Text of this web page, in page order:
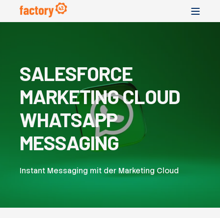
SALESFORCE
MARKETING CLOUD
WHATSAPP
MESSAGING
Instant Messaging mit der Marketing Cloud